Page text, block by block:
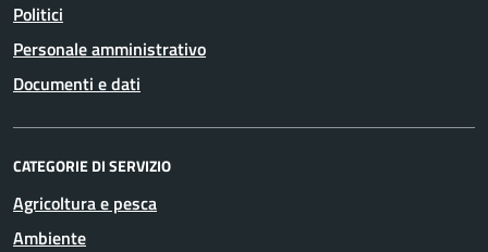
Politici
Personale amministrativo
Documenti e dati
CATEGORIE DI SERVIZIO
Agricoltura e pesca
Ambiente